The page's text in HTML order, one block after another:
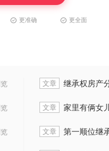
更准确 更全面
1.6w 浏览
么收取
2.1w 浏览
怎样处理
1.6w 浏览
是多长